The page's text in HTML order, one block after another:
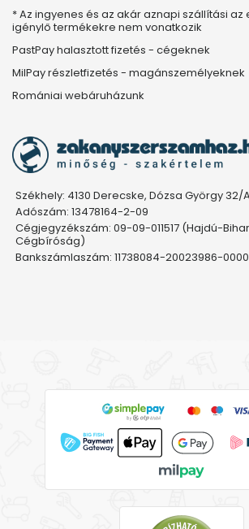
* Az ingyenes és az akár aznapi szállítási
igénylő termékekre nem vonatkozik
PastPay halasztott fizetés - cégeknek
MilPay részletfizetés - magánszemélyeknek
Romániai webáruházunk
Székhely: 4130 Derecske, Dózsa György 32/
Adószám: 13478164-2-09
Cégjegyzékszám: 09-09-011517 (Hajdú-
Cégbíróság)
Bankszámlaszám: 11738084-20023986-